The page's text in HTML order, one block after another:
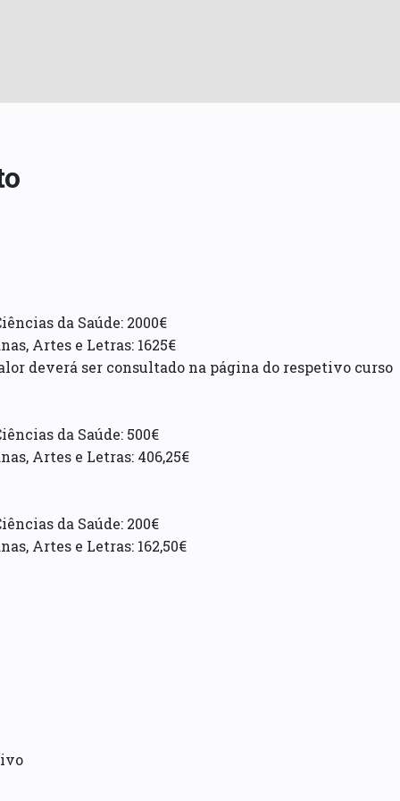
da Saúde: 2000€
Artes e Letras: 1625€
deverá ser consultado na página do respetivo curso
da Saúde: 500€
Artes e Letras: 406,25€
da Saúde: 200€
Artes e Letras: 162,50€